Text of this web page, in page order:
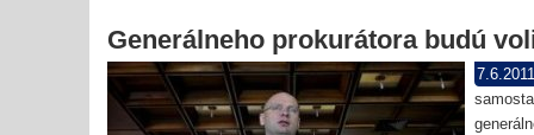
Generálneho prokurátora budú
7.6.2011